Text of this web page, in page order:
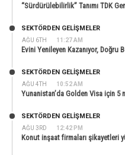
“Sürdürülebilirlik” Tanımı TDK
AĞU 6TH 11:27 AM
SEKTÖRDEN GELIŞMELER
Evini Yenileyen Kazanıyor, Doğru
AĞU 4TH 10:52 AM
SEKTÖRDEN GELIŞMELER
Yunanistan’da Golden Visa için 5
AĞU 3RD 12:42 PM
SEKTÖRDEN GELIŞMELER
Konut inşaat firmaları şikayetleri